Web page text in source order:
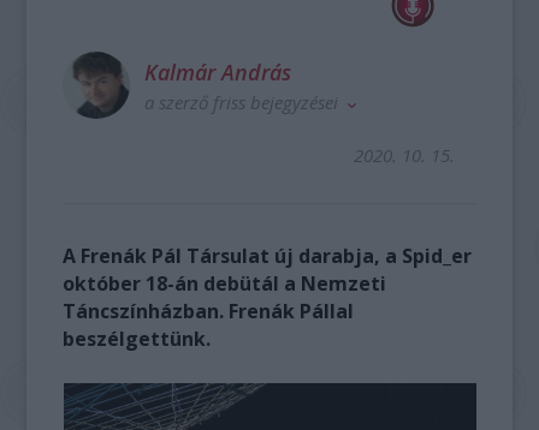
Kalmár András
a szerző friss bejegyzései
2020. 10. 15.
A Frenák Pál Társulat új darabja, a Spid_er
október 18-án debütál a Nemzeti
Táncszínházban. Frenák Pállal
beszélgettünk.